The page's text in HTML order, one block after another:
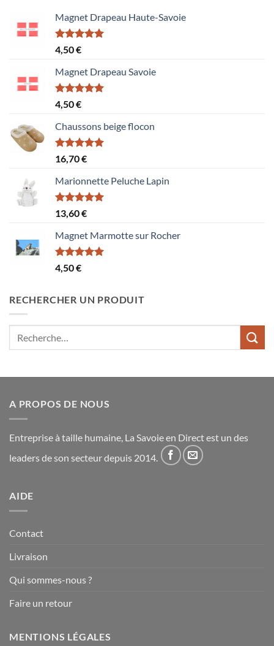
Magnet Drapeau Haute-Savoie
Note5.00
sur 5
4,50€
Magnet Drapeau Savoie
Note5.00
sur 5
4,50€
Chaussons beige flocon
Note5.00
sur 5
16,70€
Marionnette Peluche Lapin
Note5.00
sur 5
13,60€
Magnet Marmotte sur Rocher
Note5.00
sur 5
4,50€
RECHERCHER UN PRODUIT
A PROPOS DE NOUS
Entreprise à taille humaine, La Savoie en Direct est un des
leaders de son secteur depuis 2014.
AIDE
Contact
Livraison
Qui sommes-nous ?
Faire un retour
MENTIONS LÉGALES